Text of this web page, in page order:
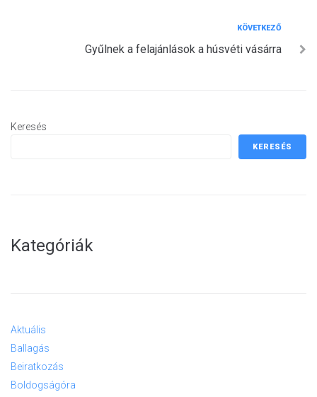
KÖVETKEZŐ
Gyűlnek a felajánlások a húsvéti vásárra
Keresés
KERESÉS
Kategóriák
Aktuális
Ballagás
Beiratkozás
Boldogságóra